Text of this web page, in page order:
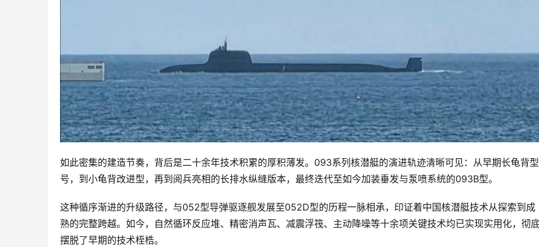
如此密集的建造节奏，背后是二十余年技术积累的厚积薄发。093系列核潜艇的演进轨迹清晰可见：从早期长龟背型
号，到小龟背改进型，再到阅兵亮相的长排水纵缝版本，最终迭代至如今加装垂发与泵喷系统的093B型。
这种循序渐进的升级路径，与052型导弹驱逐舰发展至052D型的历程一脉相承，印证着中国核潜艇技术从探索到成
熟的完整跨越。如今，自然循环反应堆、精密消声瓦、减震浮筏、主动降噪等十余项关键技术均已实现实用化，彻
摆脱了早期的技术桎梏。